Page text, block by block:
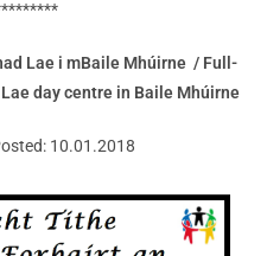
Lae i mBaile Mhúirne / Full-
day centre in Baile Mhúirne
10.01.2018